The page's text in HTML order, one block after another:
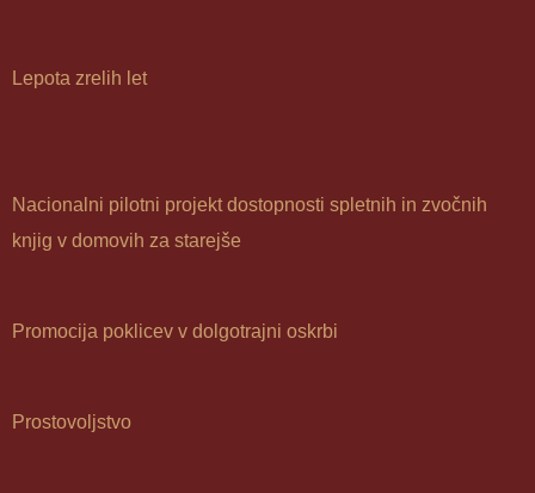
Lepota zrelih let
Nacionalni pilotni projekt dostopnosti spletnih in zvočnih
knjig v domovih za starejše
Promocija poklicev v dolgotrajni oskrbi
Prostovoljstvo